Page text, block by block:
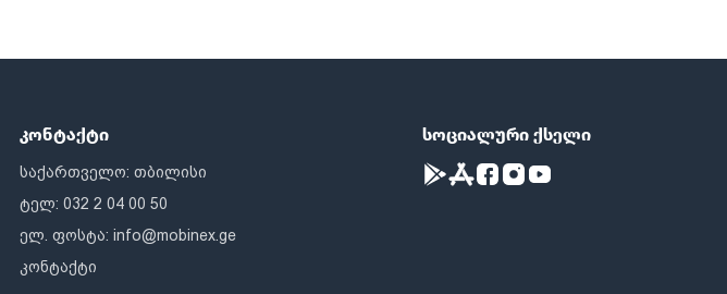
კონტაქტი
საქართველო: თბილისი
ტელ: 032 2 04 00 50
ელ. ფოსტა:info@mobinex.ge
კონტაქტი
სოციალური ქსელი